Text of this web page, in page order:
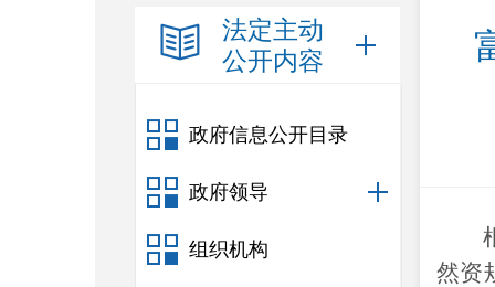
法定主动
公开内容
政府信息公开目录
政府领导
组织机构
然资